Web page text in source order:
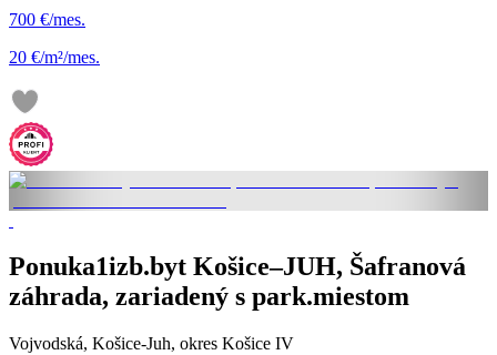
700 €/mes.
20 €/m²/mes.
Ponuka1izb.byt Košice–JUH, Šafranová
záhrada, zariadený s park.miestom
Vojvodská, Košice-Juh, okres Košice IV